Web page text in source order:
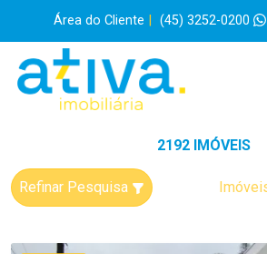
Área do Cliente (45) 3252-0200
2192 IMÓVEIS
Refinar Pesquisa